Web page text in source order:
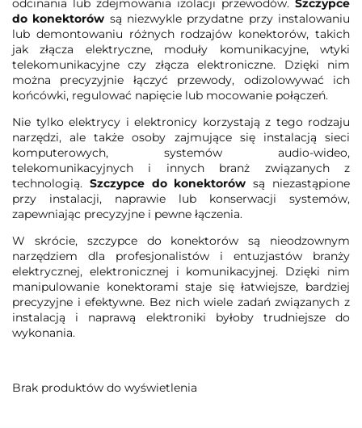
do konektorów są niezwykle przydatne przy instalowaniu
lub demontowaniu różnych rodzajów konektorów, takich
jak złącza elektryczne, moduły komunikacyjne, wtyki
telekomunikacyjne czy złącza elektroniczne. Dzięki nim
można precyzyjnie łączyć przewody, odizolowywać ich
końcówki, regulować napięcie lub mocowanie połączeń.
Nie tylko elektrycy i elektronicy korzystają z tego rodzaju
narzędzi, ale także osoby zajmujące się instalacją sieci
komputerowych, systemów audio-wideo,
telekomunikacyjnych i innych branż związanych z
technologią. Szczypce do konektorów są niezastąpione
przy instalacji, naprawie lub konserwacji systemów,
zapewniając precyzyjne i pewne łączenia.
W skrócie, szczypce do konektorów są nieodzownym
narzędziem dla profesjonalistów i entuzjastów branży
elektrycznej, elektronicznej i komunikacyjnej. Dzięki nim
manipulowanie konektorami staje się łatwiejsze, bardziej
precyzyjne i efektywne. Bez nich wiele zadań związanych z
instalacją i naprawą elektroniki byłoby trudniejsze do
wykonania.
Brak produktów do wyświetlenia